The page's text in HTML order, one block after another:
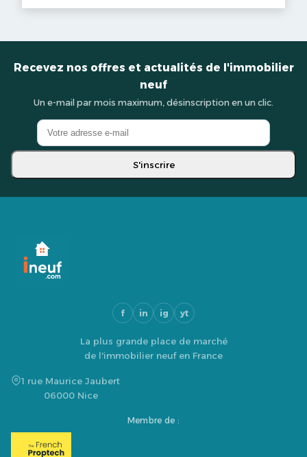
Recevez nos offres et actualités de l'immobilier
neuf
Un e-mail par mois maximum, désinscription en un clic.
S'inscrire
f in ig yt
La plus grande place de marché
de l'immobilier neuf en France
1 rue Maurice Jaubert
06000 Nice
Membre de :